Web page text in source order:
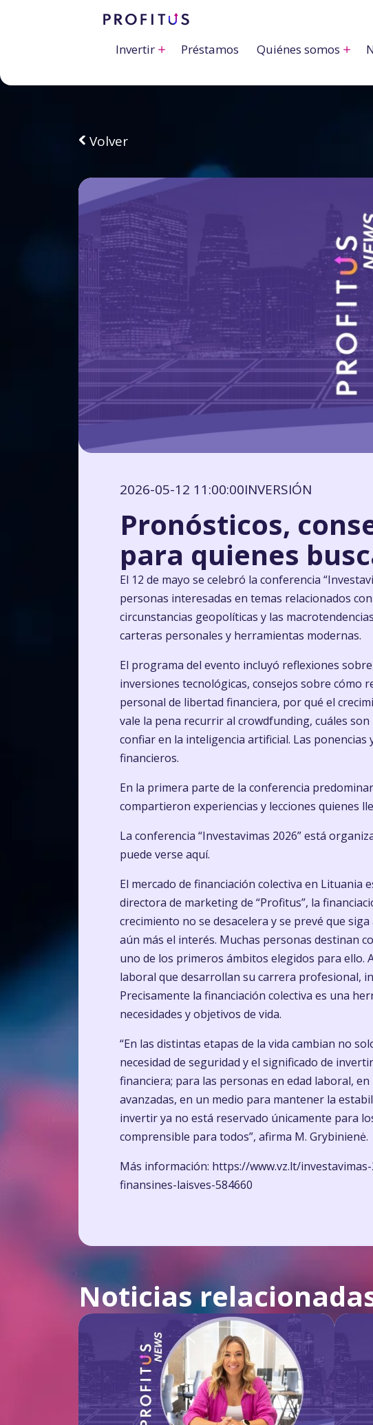
Invertir Préstamos Quiénes somos
Volver
2026-05-12 11:00:00INVERSIÓN
Pronósticos,
para quienes
El 12 de mayo se celebró la conferencia
personas interesadas en temas relacionados
circunstancias geopolíticas y las
carteras personales y herramientas modernas.
El programa del evento incluyó reflexiones
inversiones tecnológicas, consejos sobre cómo
personal de libertad financiera, por qué el
vale la pena recurrir al crowdfunding, cuáles
confiar en la inteligencia artificial. Las
financieros.
En la primera parte de la conferencia
compartieron experiencias y lecciones quienes
La conferencia “Investavimas 2026” está
puede verse aquí.
El mercado de financiación colectiva en
directora de marketing de “Profitus”, la
crecimiento no se desacelera y se prevé que
aún más el interés. Muchas personas destinan
uno de los primeros ámbitos elegidos para ello.
laboral que desarrollan su carrera profesional,
Precisamente la financiación colectiva es una
necesidades y objetivos de vida.
“En las distintas etapas de la vida cambian no
necesidad de seguridad y el significado de
financiera; para las personas en edad laboral,
avanzadas, en un medio para mantener la
invertir ya no está reservado únicamente para
comprensible para todos”, afirma M. Grybinienė.
Más información: https://www.vz.lt/
finansines-laisves-584660
Noticias